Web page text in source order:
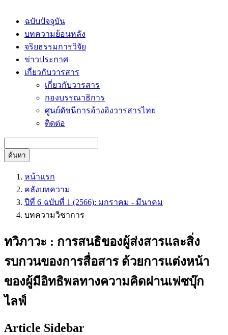
ฉบับปัจจุบัน
บทความย้อนหลัง
จริยธรรมการวิจัย
ข่าวประกาศ
เกี่ยวกับวารสาร
เกี่ยวกับวารสาร
กองบรรณาธิการ
ศูนย์ดัชนีการอ้างอิงวารสารไทย
ติดต่อ
ค้นหา
หน้าแรก
คลังบทความ
ปีที่ 6 ฉบับที่ 1 (2566): มกราคม - มีนาคม
บทความวิชาการ
ทวิภาวะ : การสนธิของผู้ส่งสารและสิ่ง
รบกวนของการสื่อสาร ด้วยการแต่งหน้า
ของผู้มีอิทธิพลทางความคิดผ่านเฟซบุ๊ก
ไลฟ์
Article Sidebar